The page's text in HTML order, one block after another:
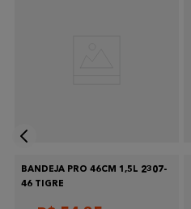
BANDEJA PRO 46CM 1,5L 2307-
46 TIGRE